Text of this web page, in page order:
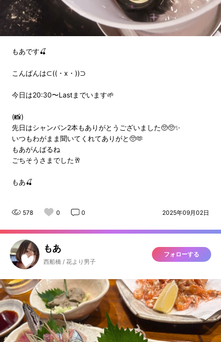
もあです🍒
こんばんは⊂((・x・))⊃
今日は20:30〜Lastまでいます🌱
(📸)
先日はシャンパン2本もありがとうございました🥺🥺✨
いつもわがまま聞いてくれてありがと🥺🫶
もあがんばるね
ごちそうさまでした🥂
もあ🍒
578 0 0 2025年09月02日
もあ
西船橋 / 花より男子
フォローする